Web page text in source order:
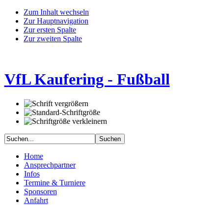
Zum Inhalt wechseln
Zur Hauptnavigation
Zur ersten Spalte
Zur zweiten Spalte
VfL Kaufering - Fußball
Home
Ansprechpartner
Infos
Termine & Turniere
Sponsoren
Anfahrt